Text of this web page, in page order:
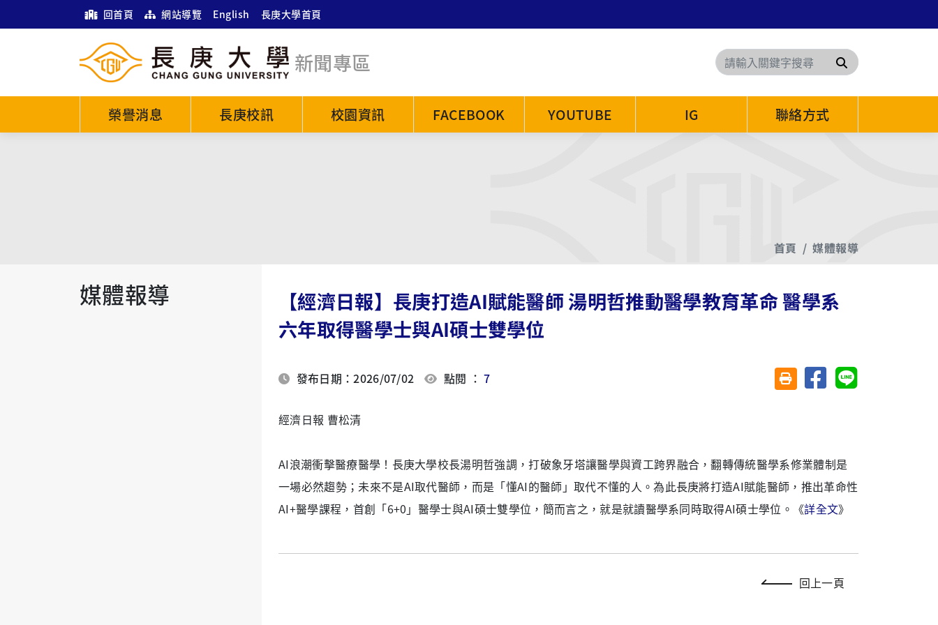
回首頁 網站導覽 English 長庚大學首頁
新聞專區 搜尋
榮譽消息 長庚校訊 校園資訊 FACEBOOK YOUTUBE IG 聯絡方式
首頁 媒體報導
媒體報導
【經濟日報】長庚打造AI賦能醫師 湯明哲推動醫學教育革命 醫學系
六年取得醫學士與AI碩士雙學位
發布日期：2026/07/02 點閱 ：7 友善列印(另開視窗)
分享至臉書分享至 Line
經濟日報 曹松清
AI浪潮衝擊醫療醫學！長庚大學校長湯明哲強調，打破象牙塔讓醫學與資工跨界融合，翻轉傳統醫學系修業體制是
一場必然趨勢；未來不是AI取代醫師，而是「懂AI的醫師」取代不懂的人。為此長庚將打造AI賦能醫師，推出革命性
AI+醫學課程，首創「6+0」醫學士與AI碩士雙學位，簡而言之，就是就讀醫學系同時取得AI碩士學位。《詳全文》
回上一頁